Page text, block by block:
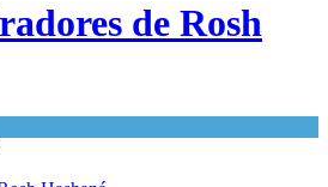
de Rosh